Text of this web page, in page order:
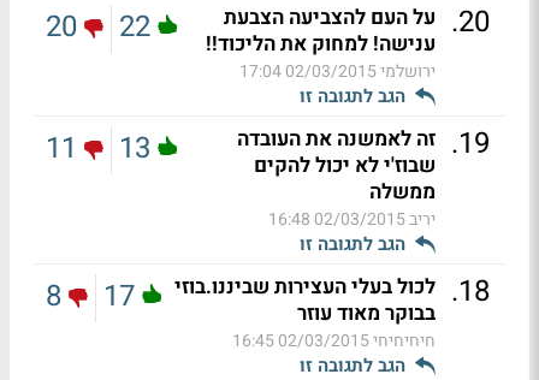
20
. על העם להצביעה הצבעת
ענישה! למחוק את הליכוד!!
ירושלמי02/03/2015 17:04
הגב לתגובה זו
22
20
19
. זה לאמשנה את העובדה
שבוז'י לא יכול להקים
ממשלה
יריב02/03/2015 16:48
הגב לתגובה זו
13
11
18
. לכול בעלי העצירות שביננו.בוזי
בבוקר מאוד עוזר
חיחיחיחי02/03/2015 16:45
הגב לתגובה זו
17
8